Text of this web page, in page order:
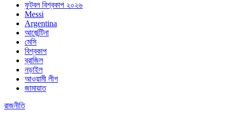
ফুটবল বিশ্বকাপ ২০২৬
Messi
Argentina
আর্জেন্টিনা
মেসি
বিশ্বকাপ
ব্রাজিল
নড়াইল
আওয়ামী লীগ
জামায়াত
রাজনীতি